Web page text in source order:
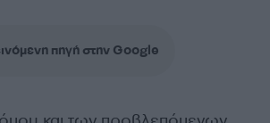
πηγή στην Google